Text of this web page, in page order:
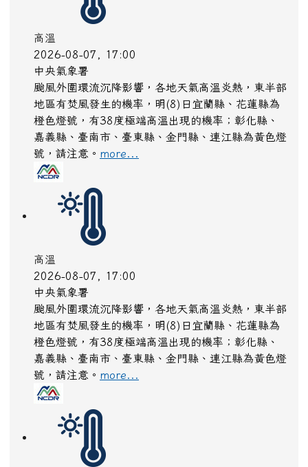
預計恢復日期：2026年08月10日
國家森林遊樂區
2026-08-09, 00:00
農業部林業及自然保育署
白海豚颱風休園 預計開始日期：2026年08月09日
預計恢復日期：2026年08月10日
高溫
2026-08-07, 17:00
中央氣象署
颱風外圍環流沉降影響，各地天氣高溫炎熱，東半部
地區有焚風發生的機率，明(8)日宜蘭縣、花蓮縣為
橙色燈號，有38度極端高溫出現的機率；彰化縣、
嘉義縣、臺南市、臺東縣、金門縣、連江縣為黃色燈
號，請注意。